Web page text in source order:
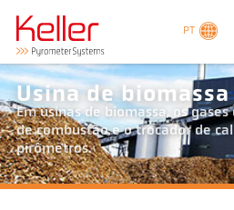
PT
Usina de biomassa
Em usinas de biomassa, os
de combustão e o trocador de
pirômetros.